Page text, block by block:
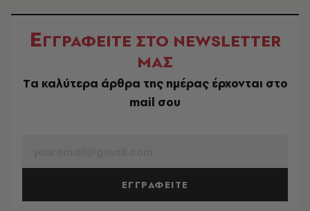
ΕΓΓΡΑΦΕΙΤΕ ΣΤΟ NEWSLETTER
ΜΑΣ
Tα καλύτερα άρθρα της ημέρας έρχονται στο
mail σου
ΕΓΓΡΑΦΕΙΤΕ